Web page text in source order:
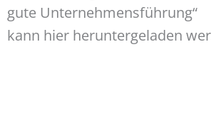
gute Unternehmensführung“
kann hier heruntergeladen